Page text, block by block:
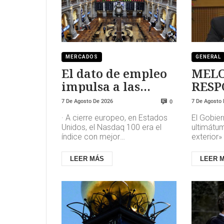
MERCADOS
El dato de empleo
impulsa a las
bolsas y al sector
tecnológico
7 De Agosto De 2026 0
· A cierre europeo, en Estados
Unidos, el Nasdaq 100 era el
índice con mejor
1,3%, favorecido por el sector
tecnológic...
LEER MÁS
GENERAL
7 De Agosto
El
tenga la
LEER